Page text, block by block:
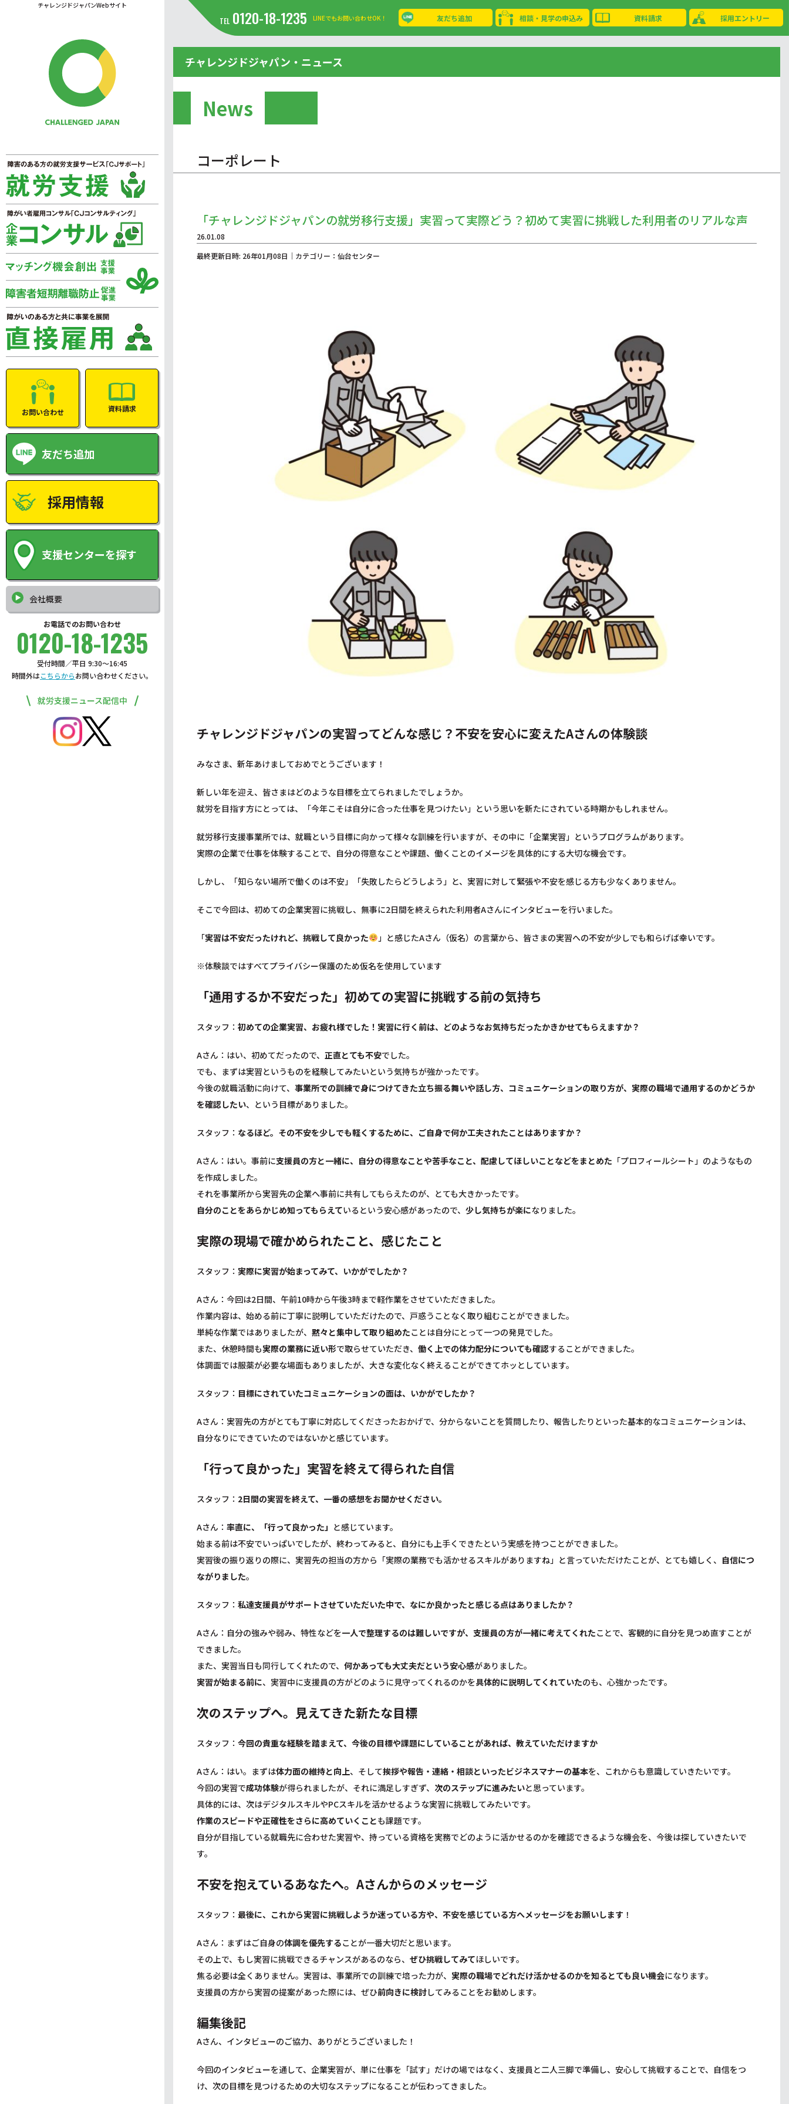
チャレンジドジャパンWebサイト
お問い合わせ 資料請求
友だち追加
採用情報
支援センターを探す
会社概要
お電話でのお問い合わせ
0120-18-1235
受付時間／平日 9:30〜16:45
時間外はこちらからお問い合わせください。
就労支援ニュース配信中
TEL 0120-18-1235 LINEでもお問い合わせOK！ 友だち追加 相談・見学の申込み 資料請求 採用エントリー
チャレンジドジャパン・ニュース
News
コーポレート
「チャレンジドジャパンの就労移行支援」実習って実際どう？初めて実習に挑戦した利用者のリアルな声
26.01.08
最終更新日時: 26年01月08日｜カテゴリー：仙台センター
チャレンジドジャパンの実習ってどんな感じ？不安を安心に変えたAさんの体験談
みなさま、新年あけましておめでとうございます！
新しい年を迎え、皆さまはどのような目標を立てられましたでしょうか。
就労を目指す方にとっては、「今年こそは自分に合った仕事を見つけたい」という思いを新たにされている時期かもしれません。
就労移行支援事業所では、就職という目標に向かって様々な訓練を行いますが、その中に「企業実習」というプログラムがあります。
実際の企業で仕事を体験することで、自分の得意なことや課題、働くことのイメージを具体的にする大切な機会です。
しかし、「知らない場所で働くのは不安」「失敗したらどうしよう」と、実習に対して緊張や不安を感じる方も少なくありません。
そこで今回は、初めての企業実習に挑戦し、無事に2日間を終えられた利用者Aさんにインタビューを行いました。
「実習は不安だったけれど、挑戦して良かった 」と感じたAさん（仮名）の言葉から、皆さまの実習への不安が少しでも和らげば幸いです。
※体験談ではすべてプライバシー保護のため仮名を使用しています
「通用するか不安だった」初めての実習に挑戦する前の気持ち
スタッフ： 初めての企業実習、お疲れ様でした！実習に行く前は、どのようなお気持ちだったかきかせてもらえますか？
Aさん：はい、初めてだったので、 正直とても不安でした。
でも、まずは実習というものを経験してみたいという気持ちが強かったです。
今後の就職活動に向けて、 事業所での訓練で身につけてきた立ち振る舞いや話し方、コミュニケーションの取り方が、実際の職場で通用するのかどうか
を確認したい、という目標がありました。
スタッフ： なるほど。その不安を少しでも軽くするために、ご自身で何か工夫されたことはありますか？
Aさん：はい。事前に支援員の方と一緒に、自分の得意なことや苦手なこと、配慮してほしいことなどをまとめた 「プロフィールシート」のようなもの
を作成しました。
それを事業所から実習先の企業へ事前に共有してもらえたのが、とても大きかったです。
自分のことをあらかじめ知ってもらえているという安心感があったので、 少し気持ちが楽になりました。
実際の現場で確かめられたこと、感じたこと
スタッフ： 実際に実習が始まってみて、いかがでしたか？
Aさん：今回は2日間、午前10時から午後3時まで軽作業をさせていただきました。
作業内容は、始める前に丁寧に説明していただけたので、戸惑うことなく取り組むことができました。
単純な作業ではありましたが、 黙々と集中して取り組めたことは自分にとって一つの発見でした。
また、休憩時間も実際の業務に近い形で取らせていただき、 働く上での体力配分についても確認することができました。
体調面では服薬が必要な場面もありましたが、大きな変化なく終えることができてホッとしています。
スタッフ： 目標にされていたコミュニケーションの面は、いかがでしたか？
Aさん：実習先の方がとても丁寧に対応してくださったおかげで、分からないことを質問したり、報告したりといった基本的なコミュニケーションは、
自分なりにできていたのではないかと感じています。
「行って良かった」実習を終えて得られた自信
スタッフ： 2日間の実習を終えて、一番の感想をお聞かせください。
Aさん： 率直に、「行って良かった」 と感じています。
始まる前は不安でいっぱいでしたが、終わってみると、自分にも上手くできたという実感を持つことができました。
実習後の振り返りの際に、実習先の担当の方から「実際の業務でも活かせるスキルがありますね」と言っていただけたことが、とても嬉しく、 自信につ
ながりました。
スタッフ： 私達支援員がサポートさせていただいた中で、なにか良かったと感じる点はありましたか？
Aさん：自分の強みや弱み、特性などを一人で整理するのは難しいですが、支援員の方が一緒に考えてくれたことで、客観的に自分を見つめ直すことが
できました。
また、実習当日も同行してくれたので、 何かあっても大丈夫だという安心感がありました。
実習が始まる前に、実習中に支援員の方がどのように見守ってくれるのかを具体的に説明してくれていたのも、心強かったです。
次のステップへ。見えてきた新たな目標
スタッフ： 今回の貴重な経験を踏まえて、今後の目標や課題にしていることがあれば、教えていただけますか
Aさん：はい。まずは体力面の維持と向上、そして挨拶や報告・連絡・相談といったビジネスマナーの基本を、これからも意識していきたいです。
今回の実習で成功体験が得られましたが、それに満足しすぎず、 次のステップに進みたいと思っています。
具体的には、次はデジタルスキルやPCスキルを活かせるような実習に挑戦してみたいです。
作業のスピードや正確性をさらに高めていくことも課題です。
自分が目指している就職先に合わせた実習や、持っている資格を実務でどのように活かせるのかを確認できるような機会を、今後は探していきたいで
す。
不安を抱えているあなたへ。Aさんからのメッセージ
スタッフ： 最後に、これから実習に挑戦しようか迷っている方や、不安を感じている方へメッセージをお願いします ！
Aさん：まずはご自身の体調を優先することが一番大切だと思います。
その上で、もし実習に挑戦できるチャンスがあるのなら、 ぜひ挑戦してみてほしいです。
焦る必要は全くありません。実習は、事業所での訓練で培った力が、 実際の職場でどれだけ活かせるのかを知るとても良い機会になります。
支援員の方から実習の提案があった際には、ぜひ前向きに検討してみることをお勧めします。
編集後記
Aさん、インタビューのご協力、ありがとうございました！
今回のインタビューを通して、企業実習が、単に仕事を「試す」だけの場ではなく、支援員と二人三脚で準備し、安心して挑戦することで、自信をつ
け、次の目標を見つけるための大切なステップになることが伝わってきました。